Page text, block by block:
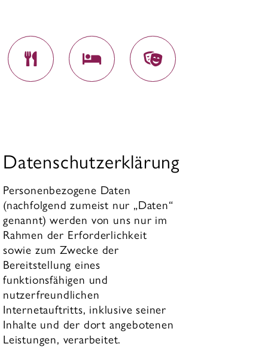
Datenschutzerklärung
Personenbezogene Daten
(nachfolgend zumeist nur „Daten“
genannt) werden von uns nur im
Rahmen der Erforderlichkeit
sowie zum Zwecke der
Bereitstellung eines
funktionsfähigen und
nutzerfreundlichen
Internetauftritts, inklusive seiner
Inhalte und der dort angebotenen
Leistungen, verarbeitet.